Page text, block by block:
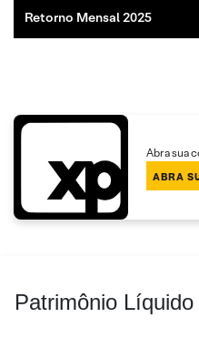
Retorno Mensal 2025
Abra sua
ABRA
Patrimônio Líquido